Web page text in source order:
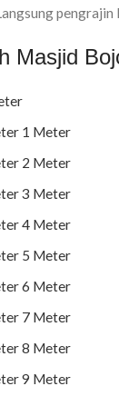
pengrajin
Masjid
1 Meter
2 Meter
3 Meter
4 Meter
5 Meter
6 Meter
7 Meter
8 Meter
9 Meter